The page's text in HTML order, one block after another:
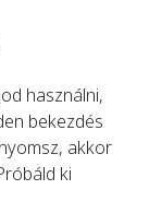
használni,
bekezdés
akkor
ki